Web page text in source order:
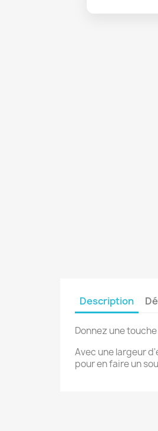
Description
Donnez une
Avec une largeur
pour en faire un